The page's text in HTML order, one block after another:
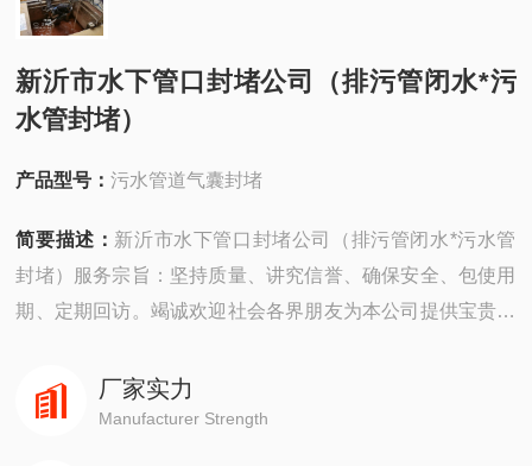
新沂市水下管口封堵公司（排污管闭水*污
水管封堵）
产品型号：污水管道气囊封堵
简要描述： 新沂市水下管口封堵公司（排污管闭水*污水管
封堵）服务宗旨：坚持质量、讲究信誉、确保安全、包使用
期、定期回访。竭诚欢迎社会各界朋友为本公司提供宝贵建
潜水特技进一步得到发扬光大。
厂家实力
Manufacturer Strength